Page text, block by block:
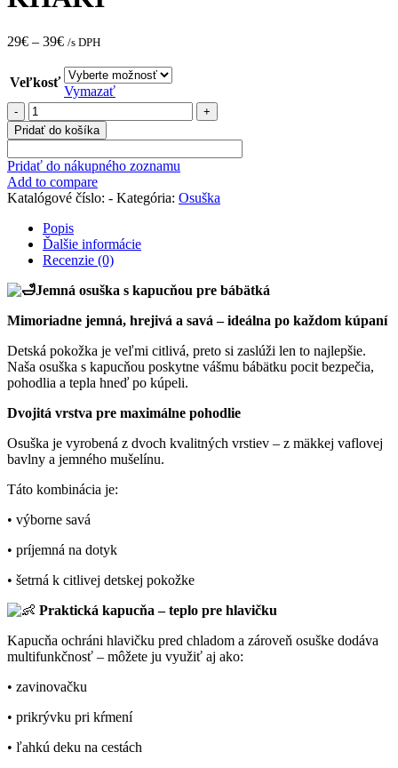
29€ – 39€ /s DPH
Veľkosť
Vymazať
množstvo
Osuška
pre
bábätká
a
deti-
KHAKI
Pridať do košíka
Pridať do nákupného zoznamu
Add to compare
Katalógové číslo: - Kategória: Osuška
Popis
Ďalšie informácie
Recenzie (0)
Jemná osuška s kapucňou pre bábätká
Mimoriadne jemná, hrejivá a savá – ideálna po každom kúpaní
Detská pokožka je veľmi citlivá, preto si zaslúži len to najlepšie.
Naša osuška s kapucňou poskytne vášmu bábätku pocit bezpečia,
pohodlia a tepla hneď po kúpeli.
Dvojitá vrstva pre maximálne pohodlie
Osuška je vyrobená z dvoch kvalitných vrstiev – z mäkkej vaflovej
bavlny a jemného mušelínu.
Táto kombinácia je:
• výborne savá
• príjemná na dotyk
• šetrná k citlivej detskej pokožke
Praktická kapucňa – teplo pre hlavičku
Kapucňa ochráni hlavičku pred chladom a zároveň osuške dodáva
multifunkčnosť – môžete ju využiť aj ako:
• zavinovačku
• prikrývku pri kŕmení
• ľahkú deku na cestách